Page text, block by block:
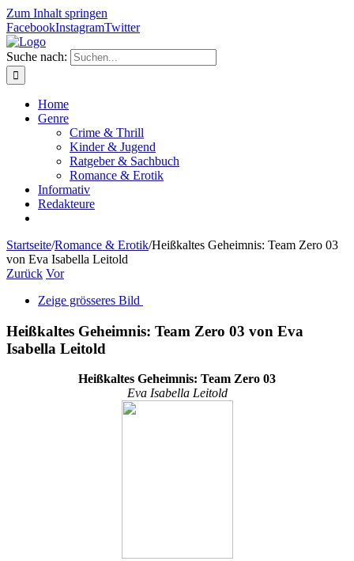
Zum Inhalt springen
FacebookInstagramTwitter
Suche nach:
Home
Genre
Crime & Thrill
Kinder & Jugend
Ratgeber & Sachbuch
Romance & Erotik
Informativ
Redakteure
Startseite/Romance & Erotik/Heißkaltes Geheimnis: Team Zero 03
von Eva Isabella Leitold
Zurück Vor
Zeige grösseres Bild
Heißkaltes Geheimnis: Team Zero 03 von Eva
Isabella Leitold
Heißkaltes Geheimnis: Team Zero 03
Eva Isabella Leitold